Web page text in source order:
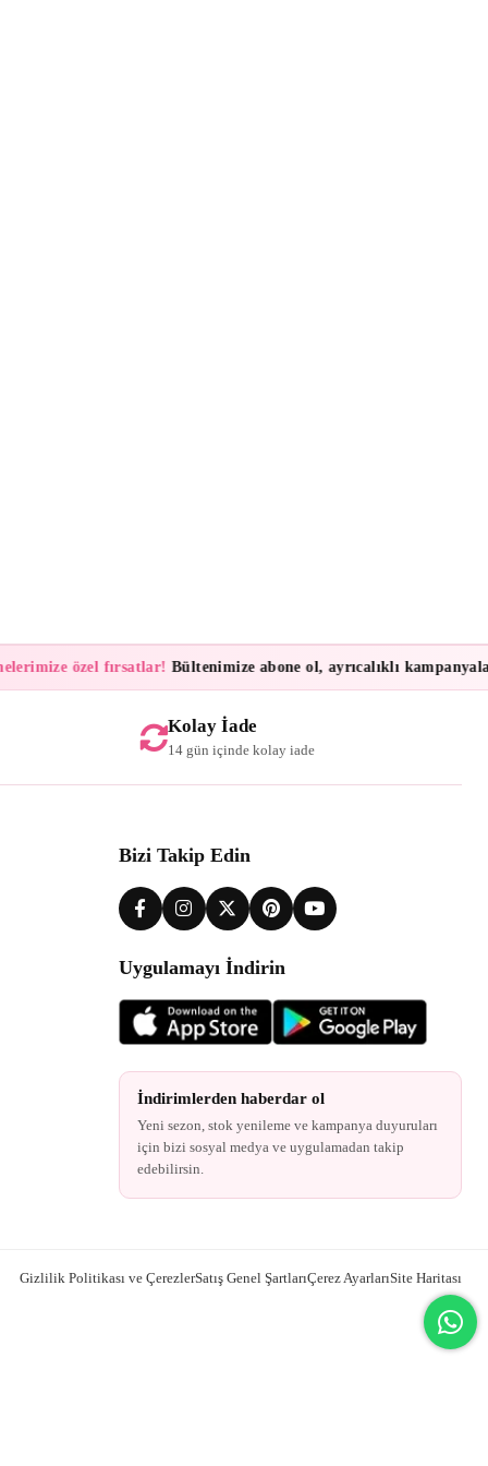
özel fırsatlar!Bültenimize abone ol, ayrıcalıklı kampanyalar
Kolay İade
14 gün içinde kolay iade
Bizi Takip Edin
Uygulamayı İndirin
İndirimlerden haberdar ol
Yeni sezon, stok yenileme ve kampanya duyuruları
için bizi sosyal medya ve uygulamadan takip
edebilirsin.
Gizlilik Politikası ve ÇerezlerSatış Genel ŞartlarıÇerez AyarlarıSite Haritası